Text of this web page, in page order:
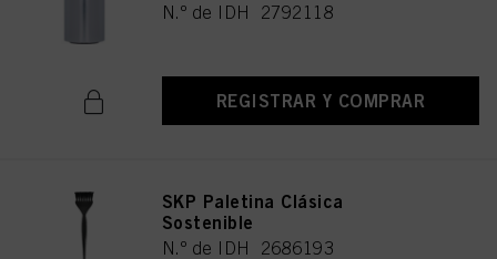
N.º de IDH 2792118
REGISTRAR Y COMPRAR
SKP Paletina Clásica
Sostenible
N.º de IDH 2686193